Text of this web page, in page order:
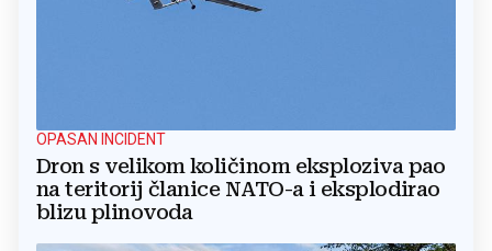
OPASAN INCIDENT
Dron s velikom količinom eksploziva pao
na teritorij članice NATO-a i eksplodirao
blizu plinovoda